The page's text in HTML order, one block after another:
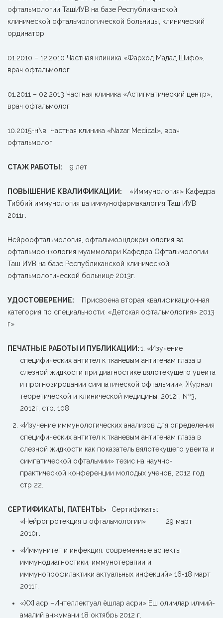
офтальмологии ТашИУВ на базе Республиканской
клинической офтальмологической больницы, клинический
ординатор
01.2010 – 12.2010 Частная клиника «Фарход Мадад Шифо»,
врач офтальмолог
01.2011 – 02.2013 Частная клиника «Астигматический центр»,
врач офтальмолог
10.2015-н\в Частная клиника «Nazar Medical», врач
офтальмолог
СТАЖ РАБОТЫ: 9 лет
ПОВЫШЕНИЕ КВАЛИФИКАЦИИ:
«Иммунология» Кафедра
Тиббий иммунология ва иммунофармакалогия Таш ИУВ
2011г.
Нейроофтальмология, офтальмоэндокринология ва
офтальмоонкология муаммолари Кафедра Офтальмологии
Таш ИУВ на базе Республиканской клинической
офтальмологической больнице 2013г.
УДОСТОВЕРЕНИЕ:
Присвоена вторая квалификационная
категория по специальности: «Детская офтальмология» 2013
г»
ПЕЧАТНЫЕ РАБОТЫ И ПУБЛИКАЦИИ:
«Изучение
специфических антител к тканевым антигенам глаза в
слезной жидкости при диагностике вялотекущего увеита
и прогнозировании симпатической офтальмии», Журнал
теоретической и клинической медицины, 2012г, №3,
2012г, стр. 108
«Изучение иммунологических анализов для определения
специфических антител к тканевым антигенам глаза в
слезной жидкости как показатель вялотекущего увеита и
симпатической офтальмии» тезис на научно-
практической конференции молодых ученов, 2012 год,
стр 22.
СЕРТИФИКАТЫ, ПАТЕНТЫ:
Сертификаты:
«Нейропротекция в офтальмологии» 29 март
2010г.
«Иммунитет и инфекция: современные аспекты
иммунодиагностики, иммунотерапии и
иммунопрофилактики актуальных инфекций» 16-18 март
2011г.
«XXI аср –Интеллектуал ёшлар асри» Ёш олимлар илмий-
амалий анжумани 18 октябрь 2012 г.